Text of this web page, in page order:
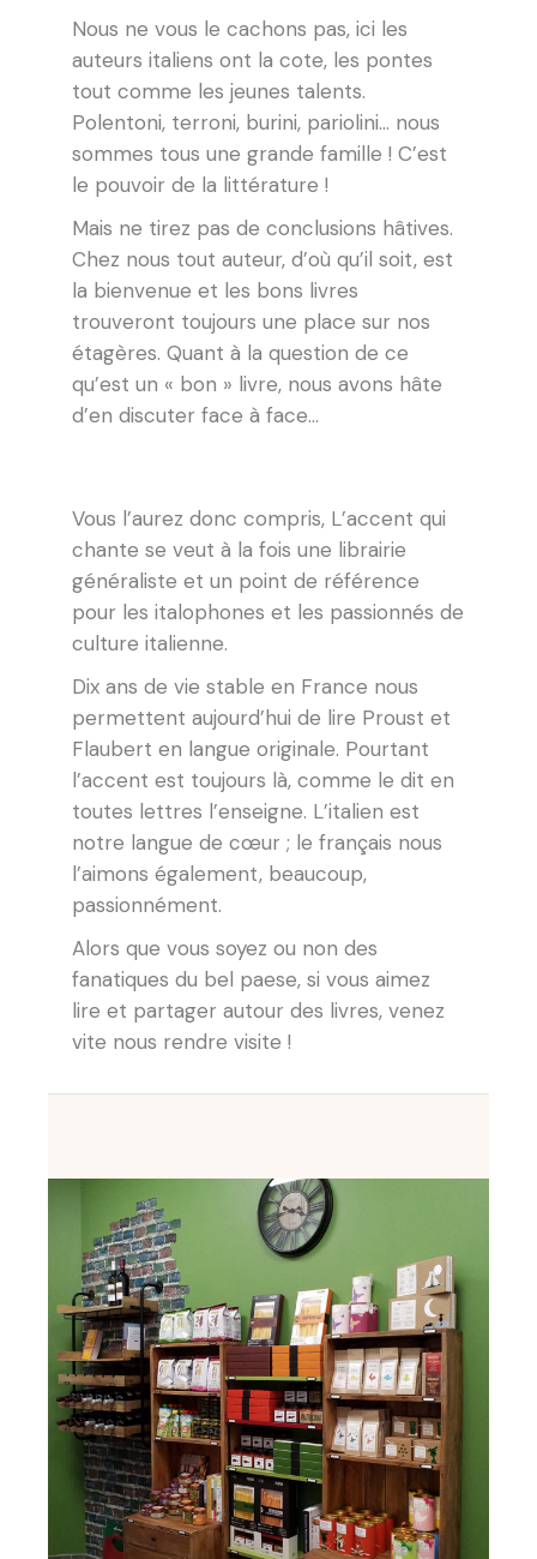
Nous ne vous le cachons pas, ici les
auteurs italiens ont la cote, les pontes
tout comme les jeunes talents.
Polentoni, terroni, burini, pariolini… nous
sommes tousune grande famille !C’est
le pouvoir de la littérature !
Mais ne tirez pas de conclusions hâtives.
Chez nous tout auteur, d’où qu’il soit, est
la bienvenue et les bons livres
trouveront toujours une place sur nos
étagères. Quant à la question de ce
qu’est un « bon » livre, nous avons hâte
d’en discuter face à face…
Vous l’aurez donc compris, L’accent qui
chante se veut à la fois une librairie
généraliste et un point de référence
pour les italophones et les passionnés de
culture italienne.
Dix ans de vie stable en France nous
permettent aujourd’hui de lire Proust et
Flaubert en langue originale. Pourtant
l’accent est toujours là, comme le dit en
toutes lettres l’enseigne. L’italien est
notre langue de cœur ; le français nous
l’aimons également, beaucoup,
passionnément.
Alors que vous soyez ou non des
fanatiques du bel paese, si vous aimez
lire et partager autour des livres, venez
vite nous rendre visite !